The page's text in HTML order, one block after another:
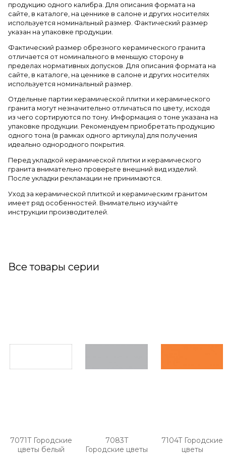
продукцию одного калибра. Для описания формата на
сайте, в каталоге, на ценнике в салоне и других носителях
используется номинальный размер. Фактический размер
указан на упаковке продукции.
Фактический размер обрезного керамического гранита
отличается от номинального в меньшую сторону в
пределах нормативных допусков. Для описания формата на
сайте, в каталоге, на ценнике в салоне и других носителях
используется номинальный размер.
Отдельные партии керамической плитки и керамического
гранита могут незначительно отличаться по цвету, исходя
из чего сортируются по тону. Информация о тоне указана на
упаковке продукции. Рекомендуем приобретать продукцию
одного тона (в рамках одного артикула) для получения
идеально однородного покрытия.
Перед укладкой керамической плитки и керамического
гранита внимательно проверьте внешний вид изделий.
После укладки рекламации не принимаются.
Уход за керамической плиткой и керамическим гранитом
имеет ряд особенностей. Внимательно изучайте
инструкции производителей.
Все товары серии
7071T Городские
цветы белый
7083T
Городские цветы
7104T Городские
цветы